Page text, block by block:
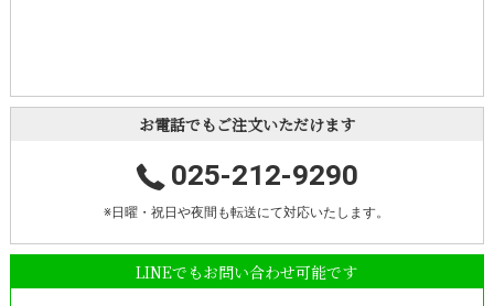
お電話でもご注文いただけます
025-212-9290
※日曜・祝日や夜間も転送にて対応いたします。
LINEでもお問い合わせ可能です